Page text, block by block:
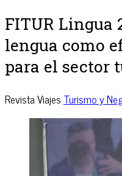
FITUR Lingua
lengua como
para el sector
Revista Viajes Turismo y